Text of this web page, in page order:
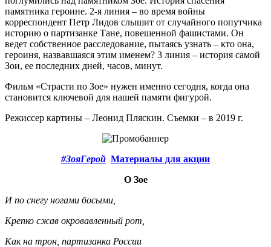
памятника героине. 2-я линия – во время войны
корреспондент Петр Лидов слышит от случайного попутчика
историю о партизанке Тане, повешенной фашистами. Он
ведет собственное расследование, пытаясь узнать – кто она,
героиня, назвавшаяся этим именем? 3 линия – история самой
Зои, ее последних дней, часов, минут.
Фильм «Страсти по Зое» нужен именно сегодня, когда она
становится ключевой для нашей памяти фигурой.
Режиссер картины – Леонид Пляскин. Съемки – в 2019 г.
#ЗояГерой Материалы для акции
О Зое
И по снегу ногами босыми,
Крепко сжав окровавленный рот,
Как на трон, партизанка России